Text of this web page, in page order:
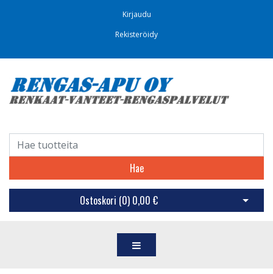
Kirjaudu
Rekisteröidy
Hae
Ostoskori (0) 0,00 € Avaa